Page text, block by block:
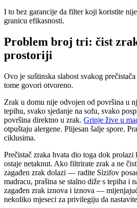
I to bez garancije da filter koji koristite
granicu efikasnosti.
Problem broj tri: čist
prostoriji
Ovo je suštinska slabost svakog
tome govori otvoreno.
Zrak u domu nije odvojen od površina u
tepihu, svako sjedanje na sofu, svako
površina direktno u zrak. Grinje žive u
otpuštaju alergene. Plijesan šalje spore.
ciklusima.
Prečistač zraka hvata dio toga dok
ostaje netaknut. Ako filtrirate zrak a ne
zagađen zrak dolazi — radite Sizifov
madracu, prašina se stalno diže s tepiha i
zagađen zrak iznova i iznova —
nekoliko mjeseci za privilegiju da